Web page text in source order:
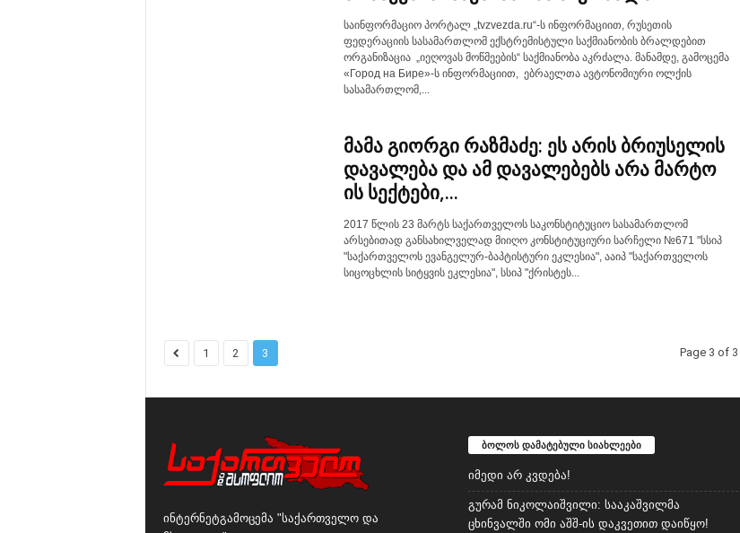
საინფორმაციო პორტალ „tvzvezda.ru“-ს ინფორმაციით, რუსეთის
ფედერაციის სასამართლომ ექსტრემისტული საქმიანობის ბრალდებით
ორგანიზაცია „იეღოვას მოწმეების“ საქმიანობა აკრძალა. მანამდე, გამოცემა
«Город на Бире»-ს ინფორმაციით, ებრაელთა ავტონომიური ოლქის
სასამართლომ,...
მამა გიორგი რაზმაძე: ეს არის ბრიუსელის
დავალება და ამ დავალებებს არა მარტო
ის სექტები,...
2017 წლის 23 მარტს საქართველოს საკონსტიტუციო სასამართლომ
არსებითად განსახილველად მიიღო კონსტიტუციური სარჩელი №671 "სსიპ
"საქართველოს ევანგელურ-ბაპტისტური ეკლესია", ააიპ "საქართველოს
სიცოცხლის სიტყვის ეკლესია", სსიპ "ქრისტეს...
1 2 3 Page 3 of 3
ინტერნეტგამოცემა "საქართველო და
ბოლოს დამატებული სიახლეები
იმედი არ კვდება!
გურამ ნიკოლაიშვილი: სააკაშვილმა
ცხინვალში ომი აშშ-ის დაკვეთით დაიწყო!